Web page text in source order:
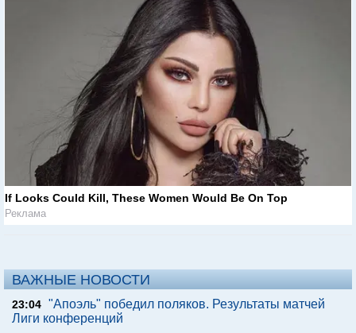
If Looks Could Kill, These Women Would Be On Top
Реклама
ВАЖНЫЕ НОВОСТИ
23:04 "Апоэль" победил поляков. Результаты матчей
Лиги конференций